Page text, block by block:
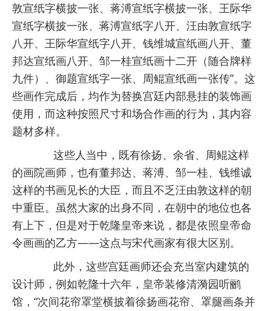
敦宣纸字横披一张、蒋溥宣纸字横披一张、王际华
宣纸字横披一张、蒋溥宣纸字八开、汪由敦宣纸字
八开、王际华宣纸字八开、钱维城宣纸画八开、董
邦达宣纸画八开、邹一桂宣纸画十二开（随合牌样
九件）、御题宣纸字一张、周鲲宣纸画一张传”。这
些画作完成后，均作为替换宫廷内部悬挂的装饰画
使用，而这种按照尺寸和场合作画的行为，其内容
题材多样。
这些人当中，既有徐扬、余省、周鲲这样
的画院画师，也有董邦达、蒋溥、邹一桂、钱维诚
这样的书画见长的大臣，而且不乏汪由敦这样的朝
中重臣。虽然大家的出身不同，在朝中的地位也各
有上下，但是对于乾隆皇帝来说，都是依照皇帝命
令画画的乙方——这点与宋代画家有很大区别。
此外，这些宫廷画师还会充当室内建筑的
设计师，例如乾隆十六年，皇帝装修清漪园听鹂
馆，“次间花帘罩堂横披着徐扬画花帘、罩腿画条并